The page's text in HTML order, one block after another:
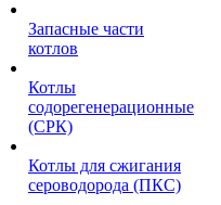
Запасные части
котлов
Котлы
содорегенерационные
(СРК)
Котлы для сжигания
сероводорода (ПКС)